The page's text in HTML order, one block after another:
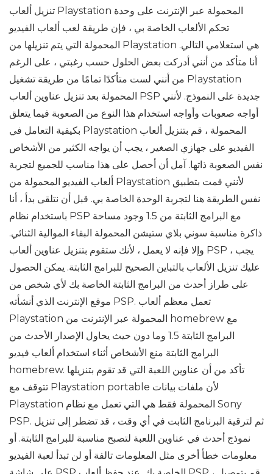
تنزيل ألعاب Playstation المحمولة عبر الإنترنت على وحدة
تحكم الألعاب الخاصة بي ، فإن طريقة لعب ألعاب الفيديو
المحمولة التي يتم تنزيلها من Playstation هي استعلامي التالي.
أنا متأكد من أنني أدركت بعض الحلول حسب رغبتي ، على الرغم
من أنني لست متأكدًا تمامًا من طريقة تشغيل Playstation
المحمولة بعد تنزيل عناوين ألعاب PSP جديدة على النموذج. لأنني
أواجه صعوبات وأواجه استخدام هذا النوع من الصعوبة فيما يتعلق
بكيفية التعامل في Playstation المحمولة ، قم بتنزيل ألعاب
الفيديو على جهازي الصغير ، يجب أن يواجه الكثير من الأشخاص
نفس الصعوبة ذاتها. آمل أن أحصل على هذا مناسب للجميع لتجربة
ألعاب الفيديو المحمولة من Playstation لأنني قمت بتطبيق
نفس الطريقة هنا لتجربة الوحدة الخاصة بي. قبل أن نتلقى بدأ ، أنا
باستخدام نظام PSP مع البرامج الثابتة من 1.5 وجود مساحة
ذاكرة مناسبة سوني بلاي ستيشن المحمولة البقاء الموالية الثنائي.
وإلا فإنه لا يعمل ، لأنك ستقوم بتنزيل عناوين ألعاب PSP ، يجب
عليك تنزيل الألعاب بالتباين الصحيح للبرامج الثابتة. يمكن الحصول
على طراز أحدث من البرامج الثابتة الخاصة بك لأي شخص من
موقع الإنترنت الذي أنشأته PSP. تعمل معظم ألعاب
Playstation المحمولة عبر الإنترنت من homebrew مع
البرامج الثابتة 1.5 وما دون حيث يحاول الإصدار الأحدث من
البرامج الثابتة منع الأشخاص أثناء استخدام ألعاب فيديو
homebrew. تأكد من أن عناوين اللعبة التي قد تقوم بتنزيلها
تتوقف مع Playstation portable لأن ملفات بيانات
Playstation المحمولة فقط هي التي تعمل مع نظام Sony
PSP. ثم لترقية البرنامج الثابت في أي وقت ، قد تضطر إلى تنزيل
نموذج أحدث في عناوين اللعبة لتصبح مناسبة للبرامج الثابتة. أو
معلومات خطأ أخرى مثل المعلومات تالفة أو لن تبدأ لعبة الفيديو